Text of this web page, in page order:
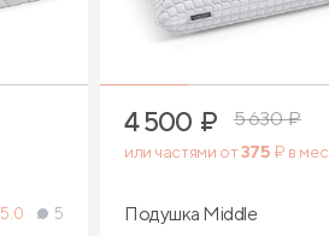
5.0 5
4 500 ₽ 5 630₽
или частями от375 ₽ в мес.
Подушка Middle